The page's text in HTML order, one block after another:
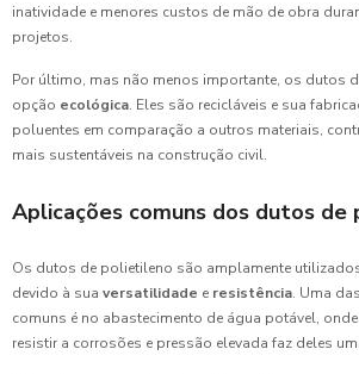
inatividade e menores custos de mão de obra
projetos.
Por último, mas não menos importante, os dutos
opção ecológica. Eles são recicláveis e sua
poluentes em comparação a outros materiais,
mais sustentáveis na construção civil.
Aplicações comuns dos dutos
Os dutos de polietileno são amplamente
devido à sua versatilidade e resistência. Uma
comuns é no abastecimento de água potável,
resistir a corrosões e pressão elevada faz deles